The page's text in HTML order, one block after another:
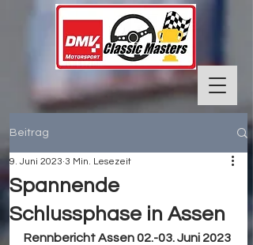
Beitrag
Spannende
Schlussphase in Assen
9. Juni 2023 3 Min. Lesezeit
Rennbericht Assen 02.-03. Juni 2023